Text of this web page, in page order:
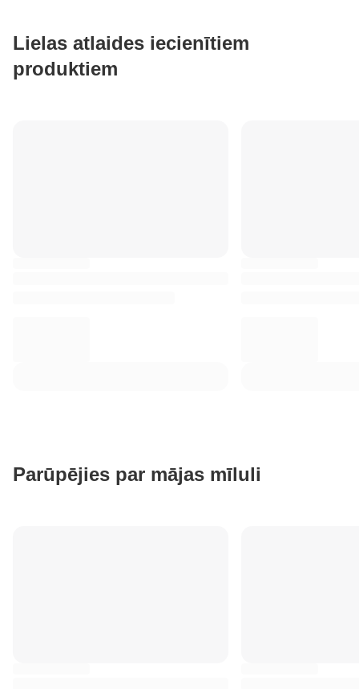
Lielas atlaides iecienītiem
produktiem
Parūpējies par mājas mīluli